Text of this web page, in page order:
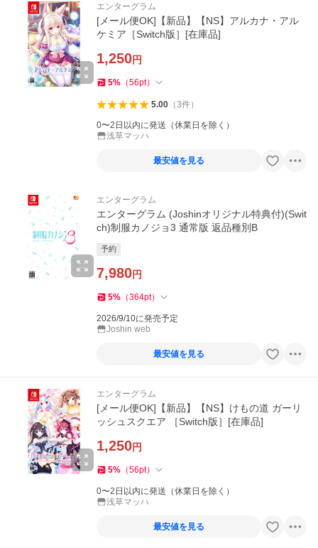
エンターグラム
[メール便OK]【新品】【NS】アルカナ・アル
ケミア［Switch版］[在庫品]
1,250円
5% （56pt）
5.00（3件）
0〜2日以内に発送（休業日を除く）
浅草マッハ
最安値を見る
エンターグラム
エンターグラム (Joshinオリジナル特典付)(Swit
ch)制服カノジョ3 通常版 返品種別B
予約
7,980円
5% （364pt）
2026/9/10に発売予定
Joshin web
最安値を見る
エンターグラム
[メール便OK]【新品】【NS】けもの道 ガーリ
ッシュスクエア ［Switch版］[在庫品]
1,250円
5% （56pt）
0〜2日以内に発送（休業日を除く）
浅草マッハ
最安値を見る